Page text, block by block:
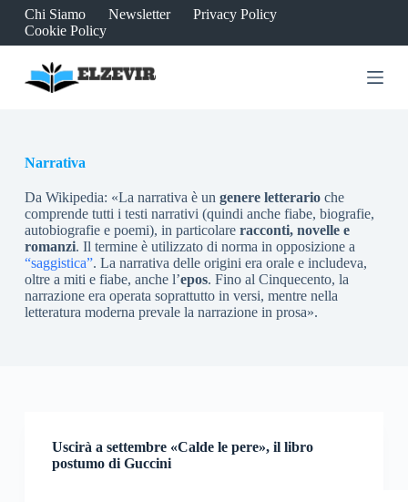
S
l
n
n
u
o
Chi Siamo Newsletter
Privacy Policy
Cookie Policy
Narrativa
Da Wikipedia: «La narrativa è un genere letterarioche
comprende tutti i testi narrativi (quindi anche fiabe, biografie,
autobiografie e poemi), in particolare racconti, novelle e
romanzi. Il termine è utilizzato di norma in opposizione a
“saggistica”. La narrativa delle origini era orale e includeva,
oltre a miti e fiabe, anche l’epos. Fino al Cinquecento, la
narrazione era operata soprattutto in versi, mentre nella
letteratura moderna prevale la narrazione in prosa».
Uscirà a settembre «Calde le pere», il libro
postumo di Guccini